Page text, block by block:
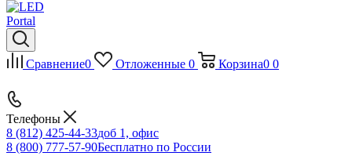
Сравнение0 Отложенные 0 Корзина0 0
Телефоны
8 (812) 425-44-33доб 1, офис
8 (800) 777-57-90Бесплатно по России